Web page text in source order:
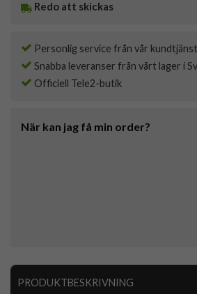
Redo att skickas
Personlig service från vår kundtjänst
Snabba leveranser från vårt lager i
Officiell Tele2-butik
När kan jag få min order?
PRODUKTBESKRIVNING